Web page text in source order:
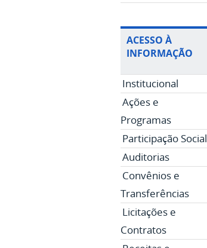
ACESSO À
INFORMAÇÃO
Institucional
Ações e
Programas
Participação Social
Auditorias
Convênios e
Transferências
Licitações e
Contratos